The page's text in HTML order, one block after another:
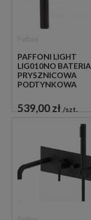
PAFFONI LIGHT
LIG010NO BATERIA
PRYSZNICOWA
PODTYNKOWA
CZARNA
539,00 zł szt.